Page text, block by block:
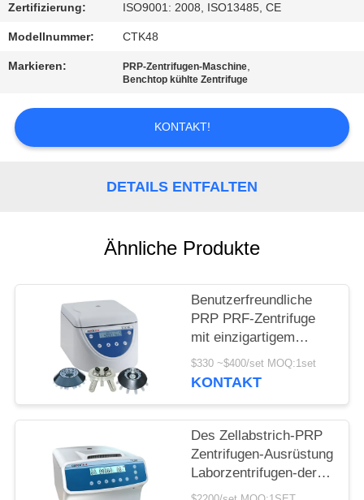
NEUIGKEITEN
RECHTSSACHEN
VR
Zertifizierung: ISO9001: 2008, ISO13485, CE
Modellnummer: CTK48
Markieren: PRP-Zentrifugen-Maschine,
Benchtop kühlte Zentrifuge
KONTAKT!
DETAILS ENTFALTEN
Ähnliche Produkte
Benutzerfreundliche
PRP PRF-Zentrifuge
mit einzigartigem
Stoßdämpfer
$330 ~$400/set MOQ:1set
KONTAKT
Des Zellabstrich-PRP
Zentrifugen-Ausrüstung
Laborzentrifugen-der
Maschinen-3000r/min